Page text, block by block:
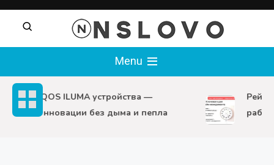
Перейти
nslovo
Menu
IQOS ILUMA устройства —
инновации без дыма и пепла